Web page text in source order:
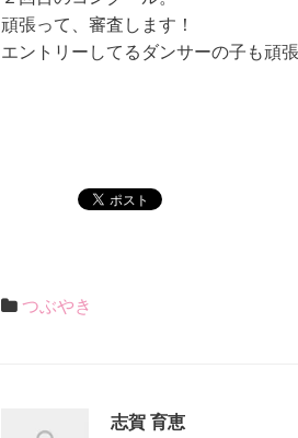
頑張って、審査します！
エントリーしてるダンサーの子も頑
つぶやき
志賀 育恵